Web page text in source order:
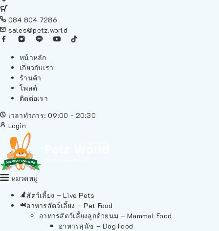
084 804 7286
sales@petz.world
หน้าหลัก
เกี่ยวกับเรา
ร้านค้า
โพสต์
ติดต่อเรา
เวลาทำการ: 09:00 - 20:30
Login
หมวดหมู่
สัตว์เลี้ยง – Live Pets
อาหารสัตว์เลี้ยง – Pet Food
อาหารสัตว์เลี้ยงลูกด้วยนม – Mammal Food
อาหารสุนัข – Dog Food